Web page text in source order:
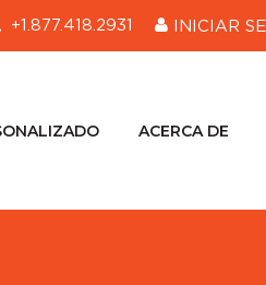
+1.877.418.2931 INICIAR
ACERCA DE
ACERCA DE